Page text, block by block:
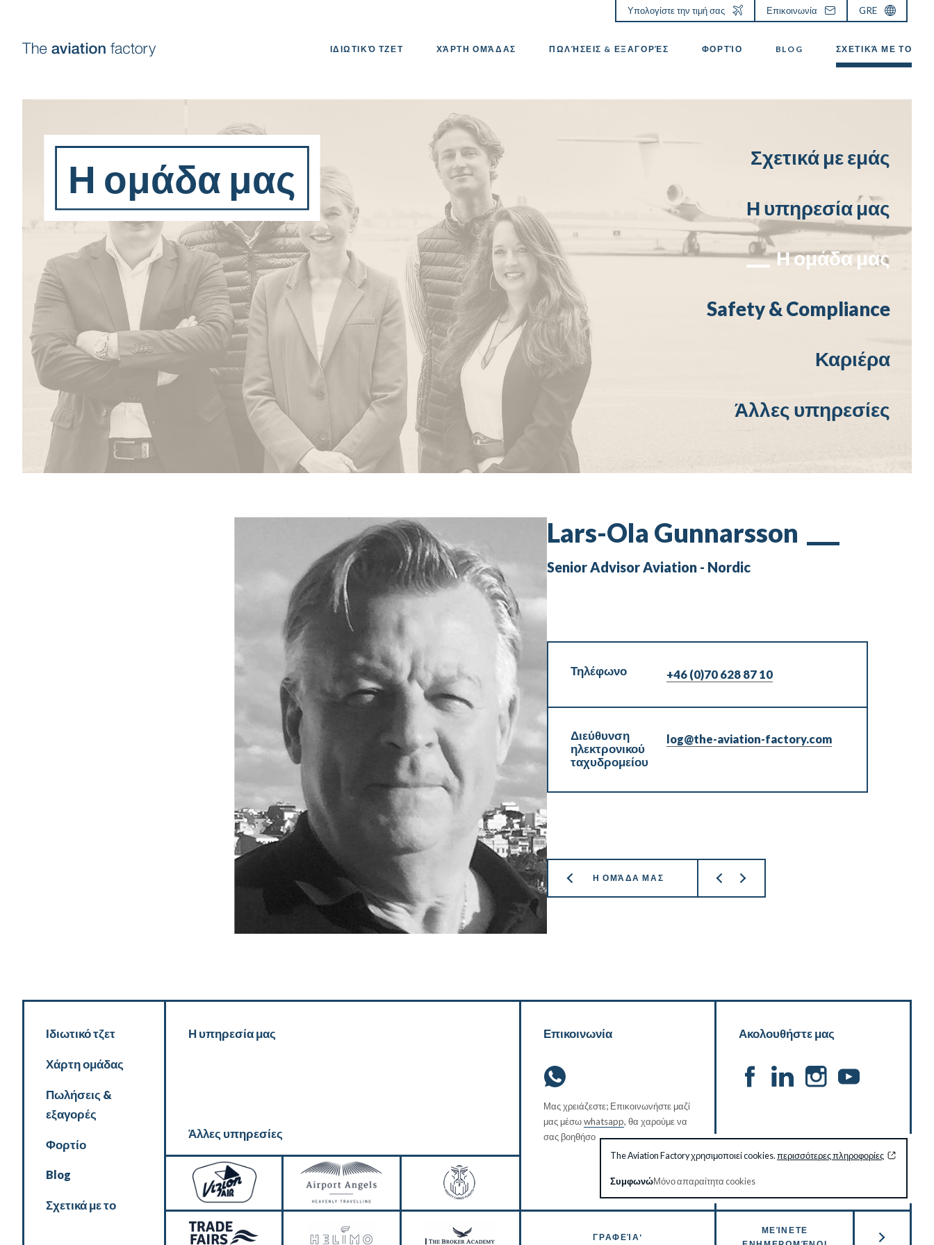
The Aviation Factory χρησιμοποιεί cookies.περισσότερες πληροφορίες
ΣυμφωνώΜόνο απαραίτητα cookies
ΙΔΙΩΤΙΚΌ ΤΖΕΤ ΧΆΡΤΗ ΟΜΆΔΑΣ ΠΩΛΉΣΕΙΣ & ΕΞΑΓΟΡΈΣ ΦΟΡΤΊΟ BLOG ΣΧΕΤΙΚΆ ΜΕ ΤΟ
Υπολογίστε την τιμή σας Επικοινωνία GRE
Η ομάδα μας Σχετικά με εμάς
Η υπηρεσία μας
Η ομάδα μας
Safety & Compliance
Καριέρα
Άλλες υπηρεσίες
Lars-Ola Gunnarsson
Senior Advisor Aviation - Nordic
Τηλέφωνο +46 (0)70 628 87 10
Διεύθυνση
ηλεκτρονικού
ταχυδρομείου
log@the-aviation-factory.com
Η ΟΜΆΔΑ ΜΑΣ
Ιδιωτικό τζετ
Χάρτη ομάδας
Πωλήσεις &
εξαγορές
Φορτίο
Blog
Σχετικά με το
Η υπηρεσία μας
Άλλες υπηρεσίες
Επικοινωνία
Μας χρειάζεστε; Επικοινωνήστε μαζί
μας μέσωwhatsapp, θα χαρούμε να
σας βοηθήσουμε.
ΓΡΑΦΕΊΑ'
Ακολουθήστε μας
ΜΕΊΝΕΤΕ